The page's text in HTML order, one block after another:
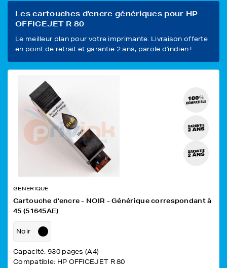
Les cartouches d'encre génériques pour HP
OFFICEJET R 80
Le meilleur plan pour votre imprimante. Livraison offerte
en point de retrait et garantie 2 ans, parole d'indien !
GENERIQUE
Cartouche d'encre - NOIR - Générique correspondant à
45 (51645AE)
Noir
Capacité: 930 pages (A4)
Compatible: HP OFFICEJET R 80